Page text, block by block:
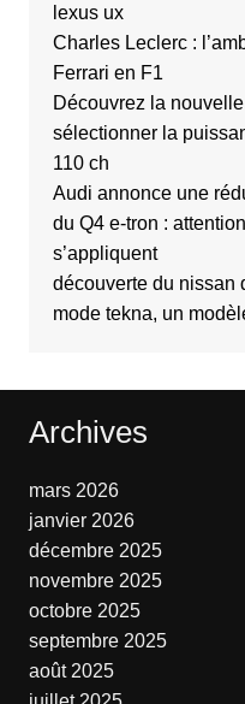
lexus ux
Charles Leclerc :
Ferrari en F1
Découvrez la
sélectionner la
110 ch
Audi annonce une
du Q4 e-tron :
s’appliquent
découverte du nissan
mode tekna, un
Archives
mars 2026
janvier 2026
décembre 2025
novembre 2025
octobre 2025
septembre 2025
août 2025